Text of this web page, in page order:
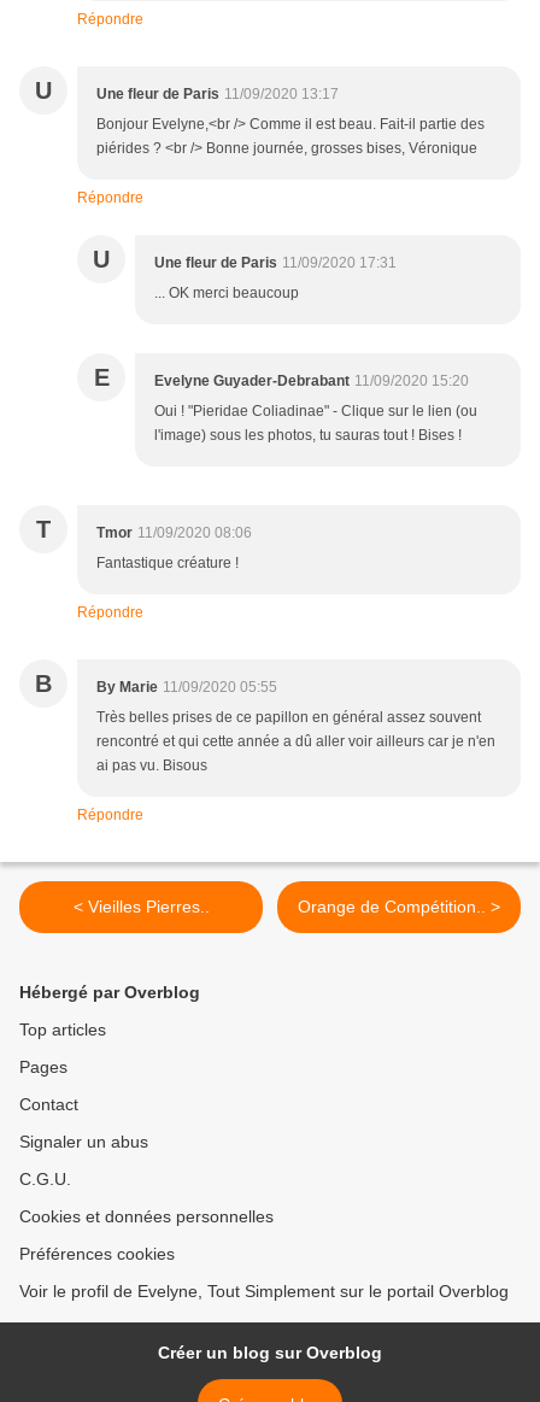
Répondre
U Une fleur de Paris 11/09/2020 13:17
Bonjour Evelyne,<br /> Comme il est beau. Fait-il partie des
piérides ? <br /> Bonne journée, grosses bises, Véronique
Répondre
U Une fleur de Paris 11/09/2020 17:31
... OK merci beaucoup
E Evelyne Guyader-Debrabant 11/09/2020 15:20
Oui ! "Pieridae Coliadinae" - Clique sur le lien (ou
l'image) sous les photos, tu sauras tout ! Bises !
T Tmor 11/09/2020 08:06
Fantastique créature !
Répondre
B By Marie 11/09/2020 05:55
Très belles prises de ce papillon en général assez souvent
rencontré et qui cette année a dû aller voir ailleurs car je n'en
ai pas vu. Bisous
Répondre
< Vieilles Pierres.. Orange de Compétition.. >
Hébergé par Overblog
Top articles
Pages
Contact
Signaler un abus
C.G.U.
Cookies et données personnelles
Préférences cookies
Voir le profil de Evelyne, Tout Simplement sur le portail Overblog
Créer un blog sur Overblog